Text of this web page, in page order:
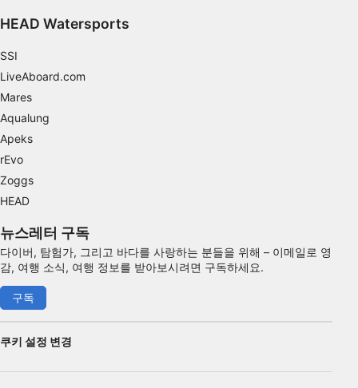
HEAD Watersports
SSI
LiveAboard.com
Mares
Aqualung
Apeks
rEvo
Zoggs
HEAD
뉴스레터 구독
다이버, 탐험가, 그리고 바다를 사랑하는 분들을 위해 – 이메일로 영
감, 여행 소식, 여행 정보를 받아보시려면 구독하세요.
구독
쿠키 설정 변경